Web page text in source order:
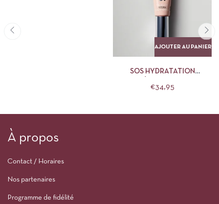
AJOUTER AU PANIER
SOS HYDRATATION
REVITALISANTS YEUX
€34,95
À propos
Contact / Horaires
Nos partenaires
Programme de fidélité